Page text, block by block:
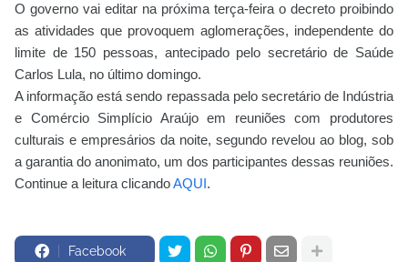
O governo vai editar na próxima terça-feira o decreto proibindo
as atividades que provoquem aglomerações, independente do
limite de 150 pessoas, antecipado pelo secretário de Saúde
Carlos Lula, no último domingo.
A informação está sendo repassada pelo secretário de Indústria
e Comércio Simplício Araújo em reuniões com produtores
culturais e empresários da noite, segundo revelou ao blog, sob
a garantia do anonimato, um dos participantes dessas reuniões.
Continue a leitura clicandoAQUI.
Facebook